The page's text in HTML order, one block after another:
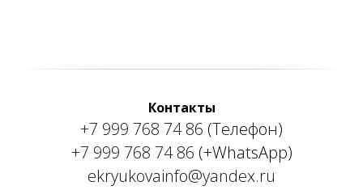
Контакты
+7 999 768 74 86 (Телефон)
+7 999 768 74 86 (+WhatsApp)
ekryukovainfo@yandex.ru